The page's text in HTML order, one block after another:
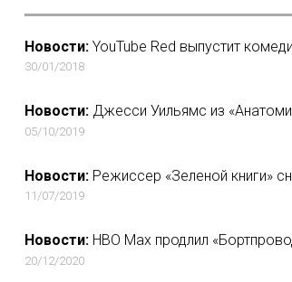
Новости:YouTube Red выпустит
30/01/2018
Новости:Джесси Уильямс из
05/10/2019
Новости:Режиссер «Зеленой книги»
11/07/2019
Новости:HBO Max продлил
20/12/2020